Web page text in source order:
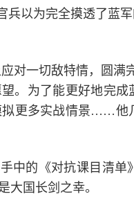
以为完全摸透了蓝
对一切敌特情，圆满
。为了能更好地完
更多实战情景……他
中的《对抗课目清
大国长剑之幸。